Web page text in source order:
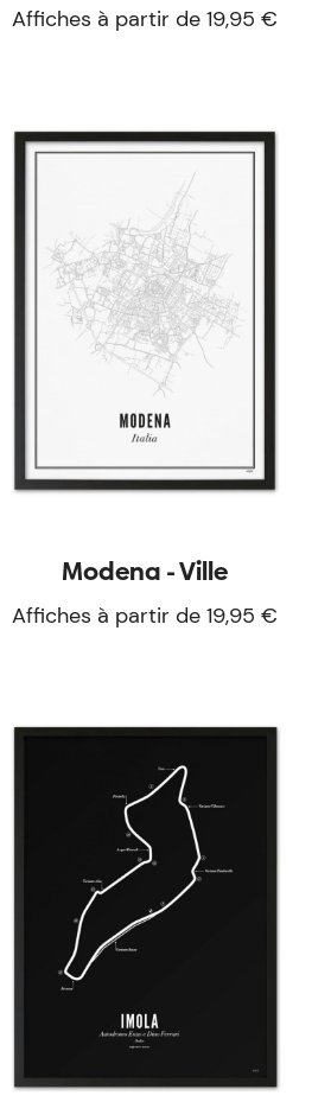
Affiches à partir de 19,95 €
Modena - Ville
Affiches à partir de 19,95 €